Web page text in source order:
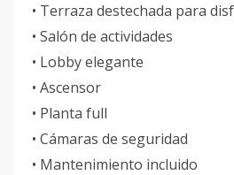
• Terraza destechada para
• Salón de actividades
• Lobby elegante
• Ascensor
• Planta full
• Cámaras de seguridad
• Mantenimiento incluido